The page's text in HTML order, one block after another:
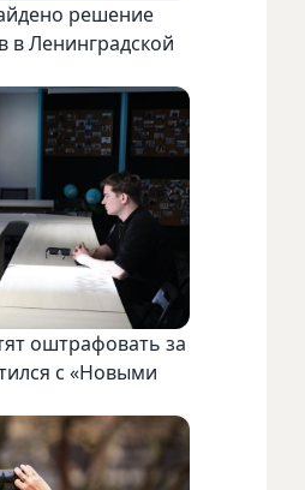
решение
в Ленинградской
оштрафовать за
с «Новыми